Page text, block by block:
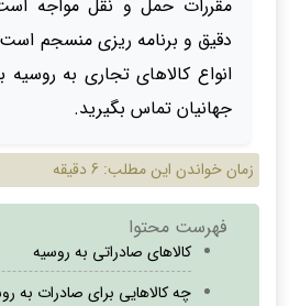
مقررات حمل‌ و نقل مواجه
دقیق و برنامه ریزی منسجم
انواع کالاهای تجاری به روسیه
جهانیان تماس بگیرید.
زمان خواندن این مطلب: 6 دقیقه
فهرست محتوا
کالاهای صادراتی به روسیه
چه کالاهایی برای صادرات به